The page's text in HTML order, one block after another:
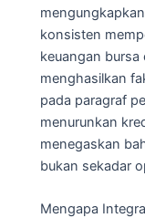
konsisten
keuangan bursa
menghasilkan
pada paragraf
menurunkan
menegaskan
bukan sekadar
Mengapa